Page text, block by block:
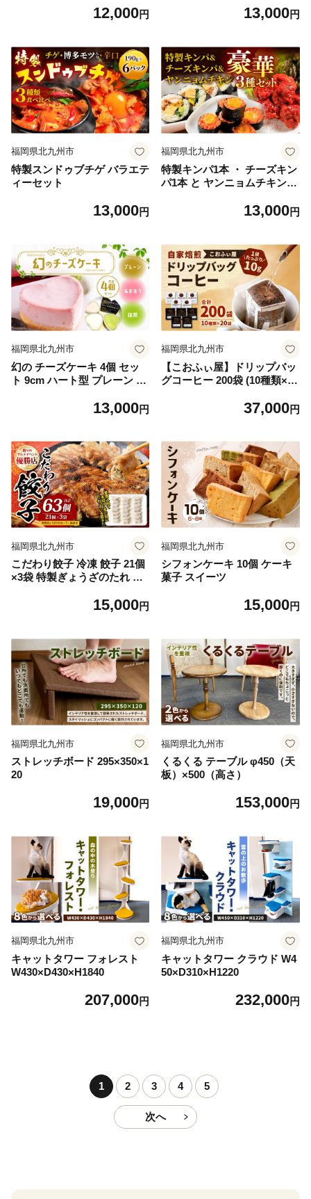
12,000円 13,000円
福岡県北九州市
特製スンドゥブチゲ バラエテ
ィーセット
13,000円
福岡県北九州市
特製キンパ1本 ・ チーズキン
パ1本 と ヤンニョムチキン
13,000円
福岡県北九州市
幻の チーズケーキ 4個 セッ
ト 9cm ハート型 プレーン 抹
13,000円
福岡県北九州市
【こおふぃ屋】ドリップバッ
グコーヒー 200袋 (10種類×20
37,000円
福岡県北九州市
こだわり餃子 冷凍 餃子 21個
×3袋 特製ぎょうざのたれ ラ
15,000円
福岡県北九州市
シフォンケーキ 10個 ケーキ
菓子 スイーツ
15,000円
福岡県北九州市
ストレッチボード 295×350×1
20
19,000円
福岡県北九州市
くるくる テーブル φ450（天
板）×500（高さ）
153,000円
福岡県北九州市
キャットタワー フォレスト
W430×D430×H1840
207,000円
福岡県北九州市
キャットタワー クラウド W4
50×D310×H1220
232,000円
1 2 3 4 5
次へ